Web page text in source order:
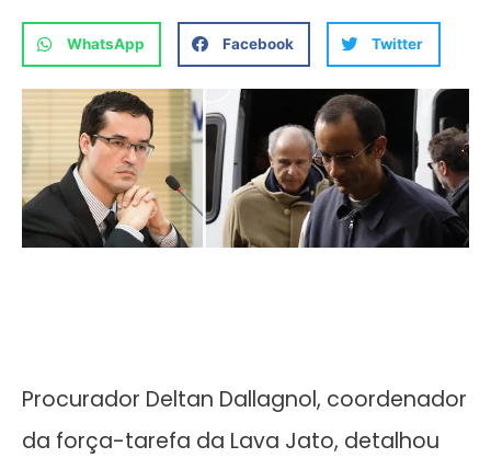
WhatsApp Facebook Twitter
Procurador Deltan Dallagnol, coordenador
da força-tarefa da Lava Jato, detalhou